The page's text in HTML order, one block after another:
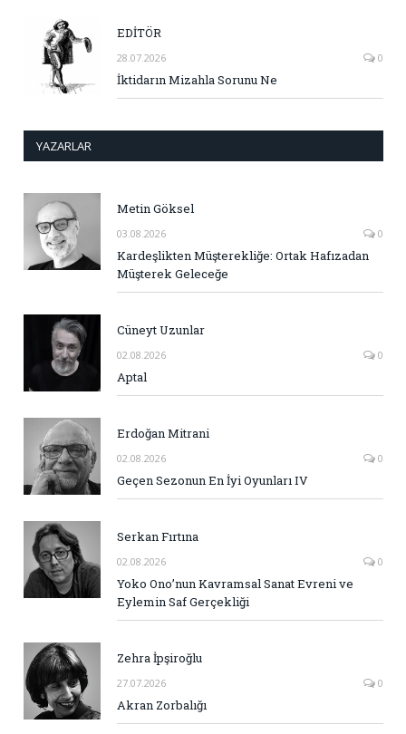
EDİTÖR
28.07.2026 0
İktidarın Mizahla Sorunu Ne
YAZARLAR
Metin Göksel
03.08.2026 0
Kardeşlikten Müşterekliğe: Ortak Hafızadan
Müşterek Geleceğe
Cüneyt Uzunlar
02.08.2026 0
Aptal
Erdoğan Mitrani
02.08.2026 0
Geçen Sezonun En İyi Oyunları IV
Serkan Fırtına
02.08.2026 0
Yoko Ono’nun Kavramsal Sanat Evreni ve
Eylemin Saf Gerçekliği
Zehra İpşiroğlu
27.07.2026 0
Akran Zorbalığı